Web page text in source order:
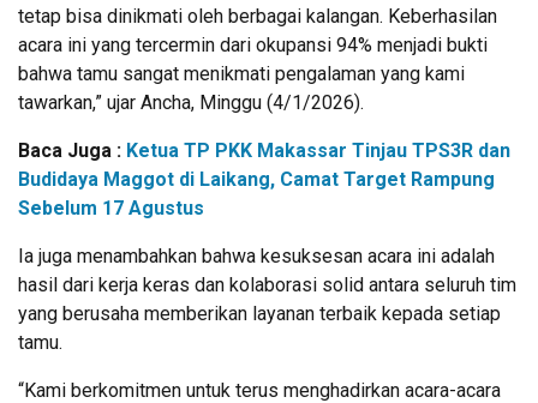
tetap bisa dinikmati oleh berbagai kalangan. Keberhasilan
acara ini yang tercermin dari okupansi 94% menjadi bukti
bahwa tamu sangat menikmati pengalaman yang kami
tawarkan,” ujar Ancha, Minggu (4/1/2026).
Baca Juga : Ketua TP PKK Makassar Tinjau TPS3R dan
Budidaya Maggot di Laikang, Camat Target Rampung
Sebelum 17 Agustus
Ia juga menambahkan bahwa kesuksesan acara ini adalah
hasil dari kerja keras dan kolaborasi solid antara seluruh tim
yang berusaha memberikan layanan terbaik kepada setiap
tamu.
“Kami berkomitmen untuk terus menghadirkan acara-acara